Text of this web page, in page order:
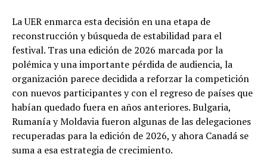
La UER enmarca esta decisión en una etapa de
reconstrucción y búsqueda de estabilidad para el
festival. Tras una edición de 2026 marcada por la
polémica y una importante pérdida de audiencia, la
organización parece decidida a reforzar la competición
con nuevos participantes y con el regreso de países que
habían quedado fuera en años anteriores. Bulgaria,
Rumanía y Moldavia fueron algunas de las delegaciones
recuperadas para la edición de 2026, y ahora Canadá se
suma a esa estrategia de crecimiento.